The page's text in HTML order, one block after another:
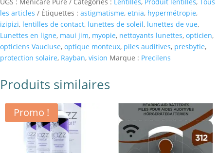
UGS : Menicare Pure Catégories : Lentilles, Produit lentilles,
Tous
les articles
Étiquettes : astigmatisme, etnia, hypermétropie,
izipizi, lentilles de contact, lunettes de soleil, lunettes de vue,
Lunettes en ligne, maui jim, myopie, nettoyants lunettes, opticien,
opticiens Vaucluse, optique monteux, piles auditives, presbytie,
protection solaire, Rayban, vision Marque : Precilens
Produits similaires
Promo !